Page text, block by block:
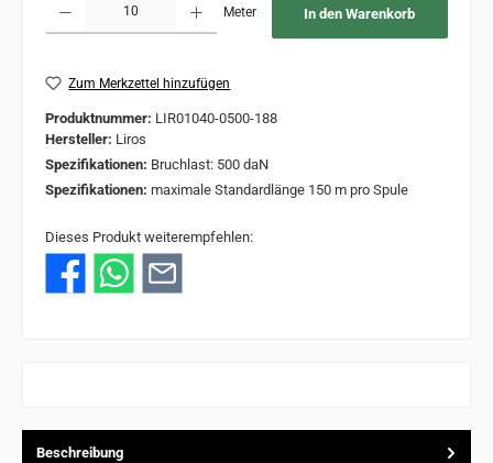
Meter In den Warenkorb
Zum Merkzettel hinzufügen
Produktnummer: LIR01040-0500-188
Hersteller: Liros
Spezifikationen: Bruchlast: 500 daN
Spezifikationen: maximale Standardlänge 150 m pro Spule
Dieses Produkt weiterempfehlen:
Beschreibung